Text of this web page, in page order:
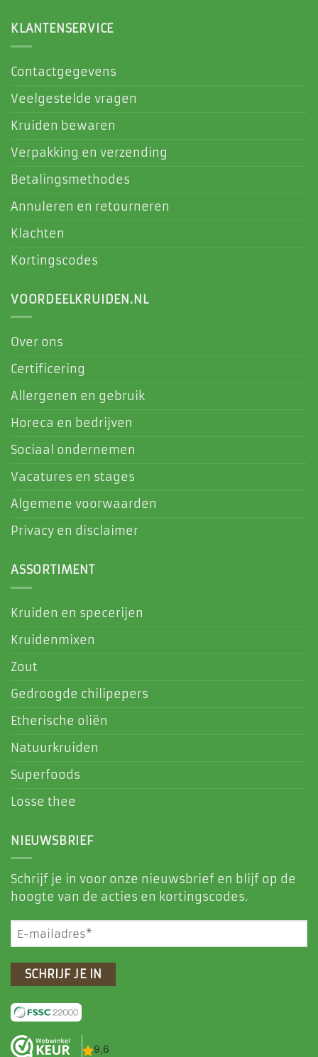
KLANTENSERVICE
Contactgegevens
Veelgestelde vragen
Kruiden bewaren
Verpakking en verzending
Betalingsmethodes
Annuleren en retourneren
Klachten
Kortingscodes
VOORDEELKRUIDEN.NL
Over ons
Certificering
Allergenen en gebruik
Horeca en bedrijven
Sociaal ondernemen
Vacatures en stages
Algemene voorwaarden
Privacy en disclaimer
ASSORTIMENT
Kruiden en specerijen
Kruidenmixen
Zout
Gedroogde chilipepers
Etherische oliën
Natuurkruiden
Superfoods
Losse thee
NIEUWSBRIEF
Schrijf je in voor onze nieuwsbrief en blijf op de
hoogte van de acties en kortingscodes.
E-
mailadres
(Vereist)